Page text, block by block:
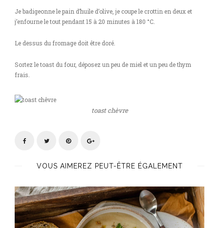
Je badigeonne le pain d’huile d’olive, je coupe le crottin en deux et
j’enfourne le tout pendant 15 à 20 minutes à 180 °C.
Le dessus du fromage doit être doré.
Sortez le toast du four, déposez un peu de miel et un peu de thym
frais.
toast chèvre
VOUS AIMEREZ PEUT-ÊTRE ÉGALEMENT